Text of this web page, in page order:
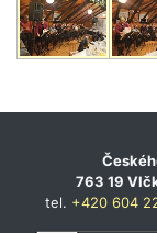
763 19
tel. +420 604